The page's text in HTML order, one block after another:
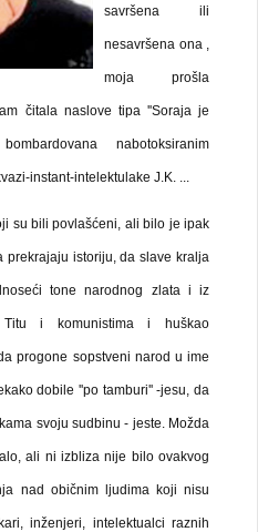
savršena ili
nesavršena ona ,
moja prošla
čitala naslove tipa ''Soraja je
nabotoksiranim
instant-intelektulake J.K. ...
su bili povlašćeni, ali bilo je ipak
prekrajaju istoriju, da slave kralja
tone narodnog zlata i iz
Titu i komunistima i huškao
progone sopstveni narod u ime
dobile ''po tamburi'' -jesu, da
svoju sudbinu - jeste. Možda
ali ni izbliza nije bilo ovakvog
nad običnim ljudima koji nisu
inženjeri, intelektualci raznih